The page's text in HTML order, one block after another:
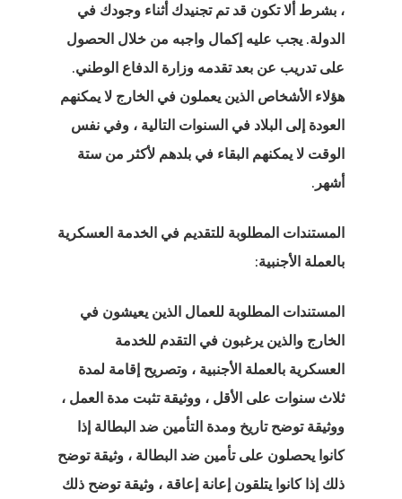
، بشرط ألا تكون قد تم تجنيدك أثناء وجودك في
الدولة. يجب عليه إكمال واجبه من خلال الحصول
على تدريب عن بعد تقدمه وزارة الدفاع الوطني.
هؤلاء الأشخاص الذين يعملون في الخارج لا يمكنهم
العودة إلى البلاد في السنوات التالية ، وفي نفس
الوقت لا يمكنهم البقاء في بلدهم لأكثر من ستة
أشهر.
المستندات المطلوبة للتقديم في الخدمة العسكرية
بالعملة الأجنبية:
المستندات المطلوبة للعمال الذين يعيشون في
الخارج والذين يرغبون في التقدم للخدمة
العسكرية بالعملة الأجنبية ، وتصريح إقامة لمدة
ثلاث سنوات على الأقل ، ووثيقة تثبت مدة العمل ،
ووثيقة توضح تاريخ ومدة التأمين ضد البطالة إذا
كانوا يحصلون على تأمين ضد البطالة ، وثيقة توضح
ذلك إذا كانوا يتلقون إعانة إعاقة ، وثيقة توضح ذلك